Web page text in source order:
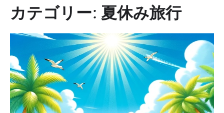
カテゴリー:夏休み旅行